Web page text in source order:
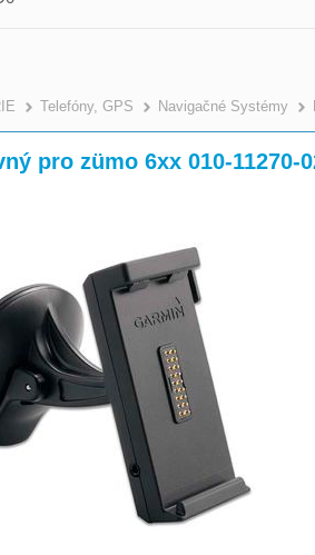
>
Telefóny, GPS >
Navigačné Systémy
pro zümo 6xx 010-11270-